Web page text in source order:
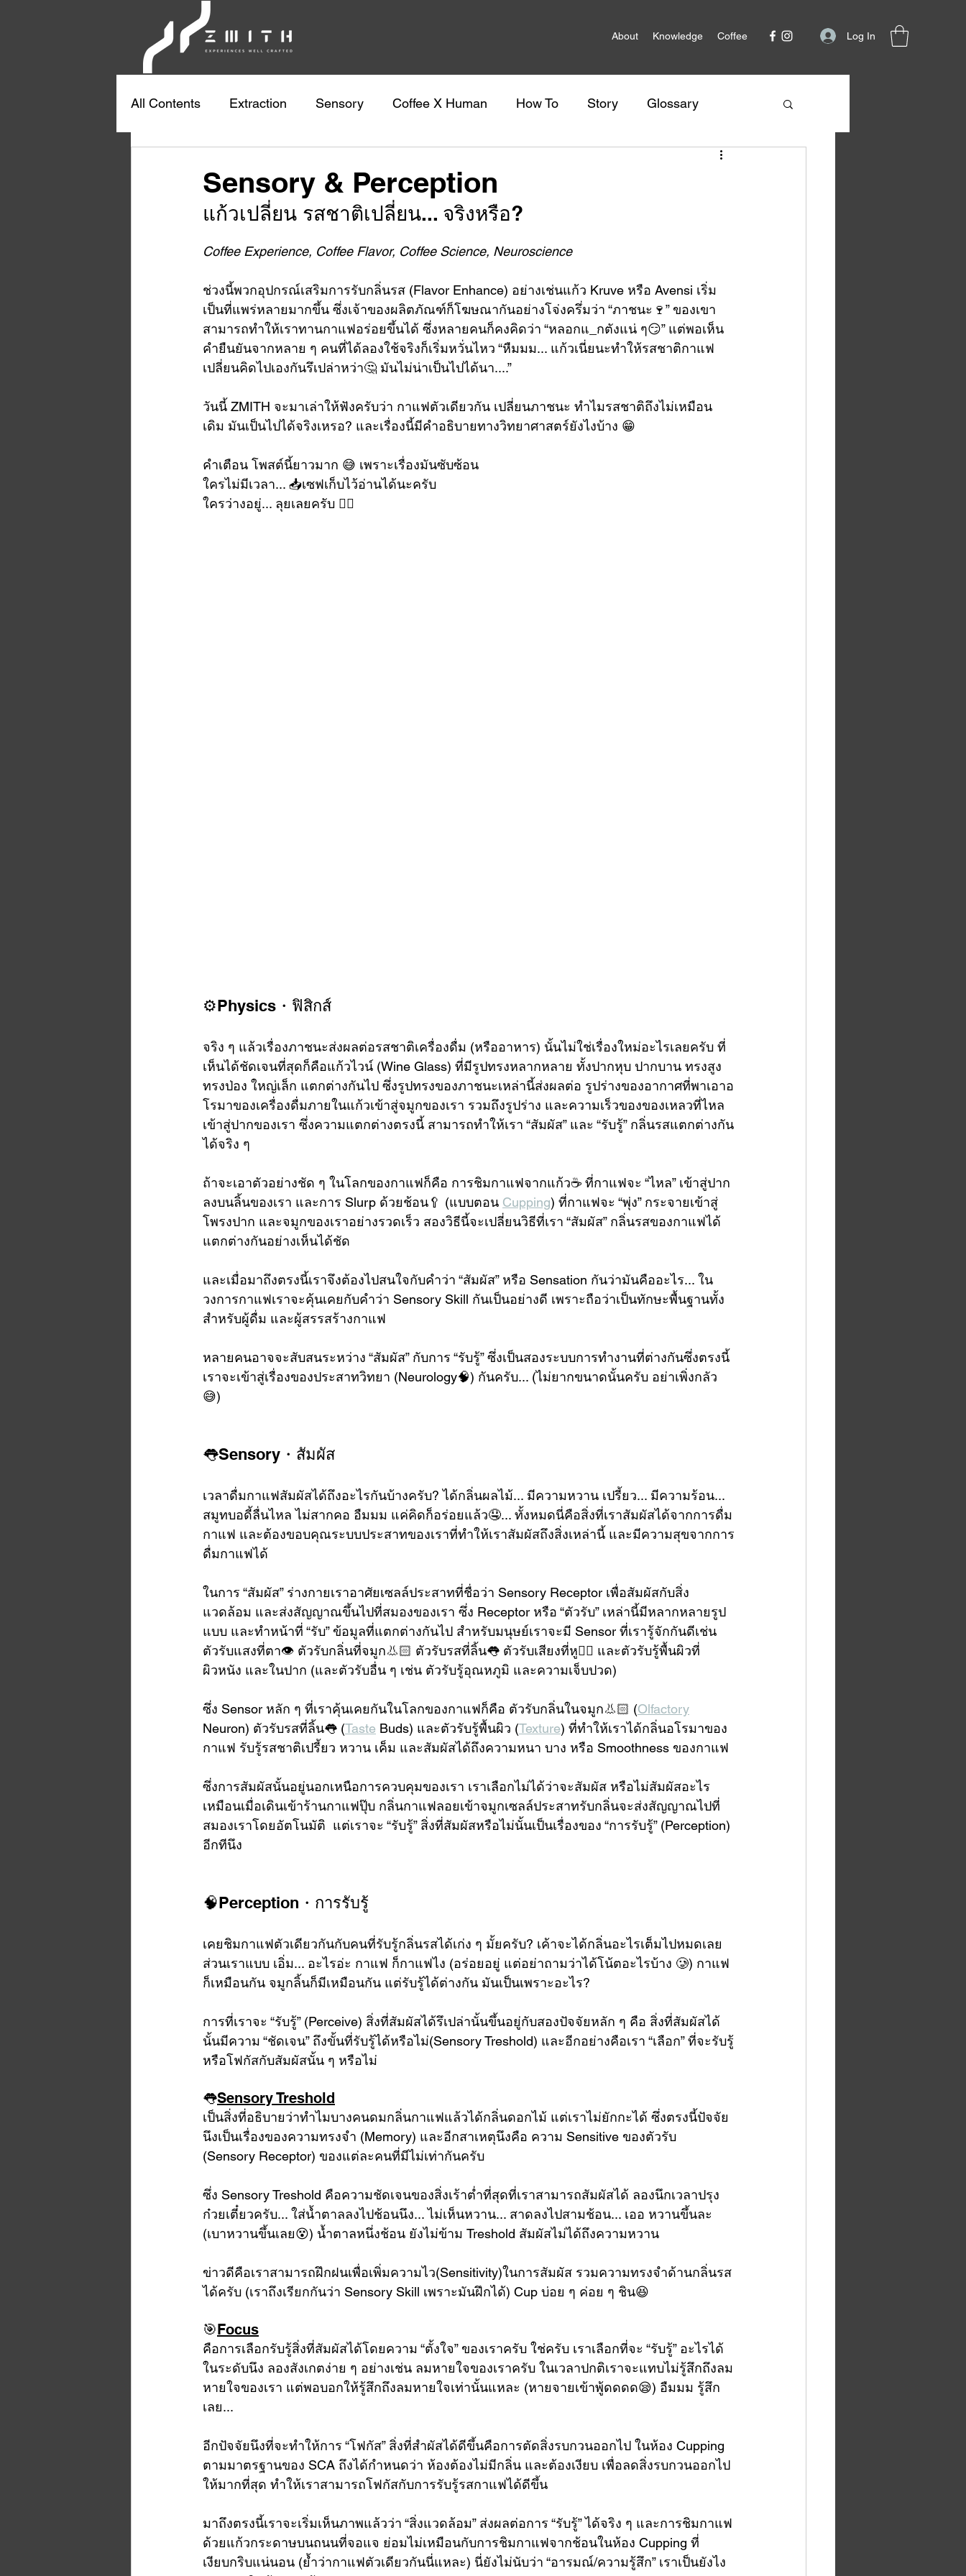
About Knowledge Coffee Log In
All Contents Extraction Sensory Coffee X Human How To Story Glossary
Sensory & Perception
แก้วเปลี่ยน รสชาติเปลี่ยน... จริงหรือ?
Coffee Experience, Coffee Flavor, Coffee Science, Neuroscience
ช่วงนี้พวกอุปกรณ์เสริมการรับกลิ่นรส (Flavor Enhance) อย่างเช่นแก้ว Kruve หรือ Avensi เริ่ม
เป็นที่แพร่หลายมากขึ้น ซึ่งเจ้าของผลิตภัณฑ์ก็โฆษณากันอย่างโจ่งครึ่มว่า “ภาชนะ🍷” ของเขา
สามารถทำให้เราทานกาแฟอร่อยขึ้นได้ ซึ่งหลายคนก็คงคิดว่า “หลอกแ_กตังแน่ ๆ😏” แต่พอเห็น
คำยืนยันจากหลาย ๆ คนที่ได้ลองใช้จริงก็เริ่มหวั่นไหว “หืมมม... แก้วเนี่ยนะทำให้รสชาติกาแฟ
เปลี่ยนคิดไปเองกันรึเปล่าหว่า🤔 มันไม่น่าเป็นไปได้นา....”
วันนี้ ZMITH จะมาเล่าให้ฟังครับว่า กาแฟตัวเดียวกัน เปลี่ยนภาชนะ ทำไมรสชาติถึงไม่เหมือน
เดิม มันเป็นไปได้จริงเหรอ? และเรื่องนี้มีคำอธิบายทางวิทยาศาสตร์ยังไงบ้าง 😁
คำเตือน โพสต์นี้ยาวมาก 😅 เพราะเรื่องมันซับซ้อน
ใครไม่มีเวลา... 📥เซฟเก็บไว้อ่านได้นะครับ
ใครว่างอยู่... ลุยเลยครับ 👇🏼
⚙️Physics・ฟิสิกส์
จริง ๆ แล้วเรื่องภาชนะส่งผลต่อรสชาติเครื่องดื่ม (หรืออาหาร) นั้นไม่ใช่เรื่องใหม่อะไรเลยครับ ที่
เห็นได้ชัดเจนที่สุดก็คือแก้วไวน์ (Wine Glass) ที่มีรูปทรงหลากหลาย ทั้งปากหุบ ปากบาน ทรงสูง
ทรงป่อง ใหญ่เล็ก แตกต่างกันไป ซึ่งรูปทรงของภาชนะเหล่านี้ส่งผลต่อ รูปร่างของอากาศที่พาเอาอ
โรมาของเครื่องดื่มภายในแก้วเข้าสู่จมูกของเรา รวมถึงรูปร่าง และความเร็วของของเหลวที่ไหล
เข้าสู่ปากของเรา ซึ่งความแตกต่างตรงนี้ สามารถทำให้เรา “สัมผัส” และ “รับรู้” กลิ่นรสแตกต่างกัน
ได้จริง ๆ
ถ้าจะเอาตัวอย่างชัด ๆ ในโลกของกาแฟก็คือ การชิมกาแฟจากแก้ว☕️ ที่กาแฟจะ “ไหล” เข้าสู่ปาก
ลงบนลิ้นของเรา และการ Slurp ด้วยช้อน🥄 (แบบตอน Cupping) ที่กาแฟจะ “พุ่ง” กระจายเข้าสู่
โพรงปาก และจมูกของเราอย่างรวดเร็ว สองวิธีนี้จะเปลี่ยนวิธีที่เรา “สัมผัส” กลิ่นรสของกาแฟได้
แตกต่างกันอย่างเห็นได้ชัด
และเมื่อมาถึงตรงนี้เราจึงต้องไปสนใจกับคำว่า “สัมผัส” หรือ Sensation กันว่ามันคืออะไร... ใน
วงการกาแฟเราจะคุ้นเคยกับคำว่า Sensory Skill กันเป็นอย่างดี เพราะถือว่าเป็นทักษะพื้นฐานทั้ง
สำหรับผู้ดื่ม และผู้สรรสร้างกาแฟ
หลายคนอาจจะสับสนระหว่าง “สัมผัส” กับการ “รับรู้” ซึ่งเป็นสองระบบการทำงานที่ต่างกันซึ่งตรงนี้
เราจะเข้าสู่เรื่องของประสาทวิทยา (Neurology🧠) กันครับ... (ไม่ยากขนาดนั้นครับ อย่าเพิ่งกลัว
😅)
👅Sensory・สัมผัส
เวลาดื่มกาแฟสัมผัสได้ถึงอะไรกันบ้างครับ? ได้กลิ่นผลไม้... มีความหวาน เปรี้ยว... มีความร้อน...
สมูทบอดี้ลื่นไหล ไม่สากคอ อืมมม แค่คิดก็อร่อยแล้ว🤤... ทั้งหมดนี่คือสิ่งที่เราสัมผัสได้จากการดื่ม
กาแฟ และต้องขอบคุณระบบประสาทของเราที่ทำให้เราสัมผัสถึงสิ่งเหล่านี้ และมีความสุขจากการ
ดื่มกาแฟได้
ในการ “สัมผัส” ร่างกายเราอาศัยเซลล์ประสาทที่ชื่อว่า Sensory Receptor เพื่อสัมผัสกับสิ่ง
แวดล้อม และส่งสัญญาณขึ้นไปที่สมองของเรา ซึ่ง Receptor หรือ “ตัวรับ” เหล่านี้มีหลากหลายรูป
แบบ และทำหน้าที่ “รับ” ข้อมูลที่แตกต่างกันไป สำหรับมนุษย์เราจะมี Sensor ที่เรารู้จักกันดีเช่น
ตัวรับแสงที่ตา👁 ตัวรับกลิ่นที่จมูก👃🏻 ตัวรับรสที่ลิ้น👅 ตัวรับเสียงที่หู👂🏼 และตัวรับรู้พื้นผิวที่
ผิวหนัง และในปาก (และตัวรับอื่น ๆ เช่น ตัวรับรู้อุณหภูมิ และความเจ็บปวด)
ซึ่ง Sensor หลัก ๆ ที่เราคุ้นเคยกันในโลกของกาแฟก็คือ ตัวรับกลิ่นในจมูก👃🏻 (Olfactory
Neuron) ตัวรับรสที่ลิ้น👅 (Taste Buds) และตัวรับรู้พื้นผิว (Texture) ที่ทำให้เราได้กลิ่นอโรมาของ
กาแฟ รับรู้รสชาติเปรี้ยว หวาน เค็ม และสัมผัสได้ถึงความหนา บาง หรือ Smoothness ของกาแฟ
ซึ่งการสัมผัสนั้นอยู่นอกเหนือการควบคุมของเรา เราเลือกไม่ได้ว่าจะสัมผัส หรือไม่สัมผัสอะไร
เหมือนเมื่อเดินเข้าร้านกาแฟปุ๊บ กลิ่นกาแฟลอยเข้าจมูกเซลล์ประสาทรับกลิ่นจะส่งสัญญาณไปที่
สมองเราโดยอัตโนมัติ  แต่เราจะ “รับรู้” สิ่งที่สัมผัสหรือไม่นั้นเป็นเรื่องของ “การรับรู้” (Perception)
อีกทีนึง
🧠Perception・การรับรู้
เคยชิมกาแฟตัวเดียวกันกับคนที่รับรู้กลิ่นรสได้เก่ง ๆ มั้ยครับ? เค้าจะได้กลิ่นอะไรเต็มไปหมดเลย
ส่วนเราแบบ เอิ่ม... อะไรอ่ะ กาแฟ ก็กาแฟไง (อร่อยอยู่ แต่อย่าถามว่าได้โน้ตอะไรบ้าง 🥲) กาแฟ
ก็เหมือนกัน จมูกลิ้นก็มีเหมือนกัน แต่รับรู้ได้ต่างกัน มันเป็นเพราะอะไร?
การที่เราจะ “รับรู้” (Perceive) สิ่งที่สัมผัสได้รึเปล่านั้นขึ้นอยู่กับสองปัจจัยหลัก ๆ คือ สิ่งที่สัมผัสได้
นั้นมีความ “ชัดเจน”​ ถึงขั้นที่รับรู้ได้หรือไม่(Sensory Treshold) และอีกอย่างคือเรา “เลือก” ที่จะรับรู้
หรือโฟกัสกับสัมผัสนั้น ๆ หรือไม่
👅Sensory Treshold
เป็นสิ่งที่อธิบายว่าทำไมบางคนดมกลิ่นกาแฟแล้วได้กลิ่นดอกไม้ แต่เราไม่ยักกะได้ ซึ่งตรงนี้ปัจจัย
นึงเป็นเรื่องของความทรงจำ (Memory) และอีกสาเหตุนึงคือ ความ Sensitive ของตัวรับ
(Sensory Receptor) ของแต่ละคนที่มีไม่เท่ากันครับ
ซึ่ง Sensory Treshold คือความชัดเจนของสิ่งเร้าต่ำที่สุดที่เราสามารถสัมผัสได้ ลองนึกเวลาปรุง
ก๋วยเตี๋ยวครับ... ใส่น้ำตาลลงไปช้อนนึง... ไม่เห็นหวาน... สาดลงไปสามช้อน... เออ หวานขึ้นละ
(เบาหวานขึ้นเลย😵) น้ำตาลหนึ่งช้อน ยังไม่ข้าม Treshold สัมผัสไม่ได้ถึงความหวาน
ข่าวดีคือเราสามารถฝึกฝนเพื่อเพิ่มความไว(Sensitivity)ในการสัมผัส รวมความทรงจำด้านกลิ่นรส
ได้ครับ (เราถึงเรียกกันว่า Sensory Skill เพราะมันฝึกได้) Cup บ่อย ๆ ค่อย ๆ ชิน😆
🎯Focus
คือการเลือกรับรู้สิ่งที่สัมผัสได้โดยความ “ตั้งใจ” ของเราครับ ใช่ครับ เราเลือกที่จะ “รับรู้” อะไรได้
ในระดับนึง ลองสังเกตง่าย ๆ อย่างเช่น ลมหายใจของเราครับ ในเวลาปกติเราจะแทบไม่รู้สึกถึงลม
หายใจของเรา แต่พอบอกให้รู้สึกถึงลมหายใจเท่านั้นแหละ (หายจายเข้าพู้ดดดด😪) อืมมม รู้สึก
เลย...
อีกปัจจัยนึงที่จะทำให้การ “โฟกัส” สิ่งที่สำผัสได้ดีขึ้นคือการตัดสิ่งรบกวนออกไป ในห้อง Cupping
ตามมาตรฐานของ SCA ถึงได้กำหนดว่า ห้องต้องไม่มีกลิ่น และต้องเงียบ เพื่อลดสิ่งรบกวนออกไป
ให้มากที่สุด ทำให้เราสามารถโฟกัสกับการรับรู้รสกาแฟได้ดีขึ้น
มาถึงตรงนี้เราจะเริ่มเห็นภาพแล้วว่า “สิ่งแวดล้อม” ส่งผลต่อการ “รับรู้” ได้จริง ๆ และการชิมกาแฟ
ด้วยแก้วกระดาษบนถนนที่จอแจ ย่อมไม่เหมือนกับการชิมกาแฟจากช้อนในห้อง Cupping ที่
เงียบกริบแน่นอน (ย้ำว่ากาแฟตัวเดียวกันนี่แหละ) นี่ยังไม่นับว่า “อารมณ์/ความรู้สึก” เราเป็นยังไง